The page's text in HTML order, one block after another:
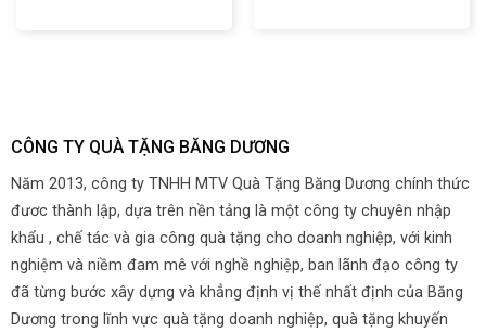
CÔNG TY QUÀ TẶNG BĂNG DƯƠNG
Năm 2013, công ty TNHH MTV Quà Tặng Băng Dương chính thức
đươc thành lập, dựa trên nền tảng là một công ty chuyên nhập
khẩu , chế tác và gia công quà tặng cho doanh nghiệp, với kinh
nghiệm và niềm đam mê với nghề nghiệp, ban lãnh đạo công ty
đã từng bước xây dựng và khẳng định vị thế nhất định của Băng
Dương trong lĩnh vực quà tặng doanh nghiệp, quà tặng khuyến